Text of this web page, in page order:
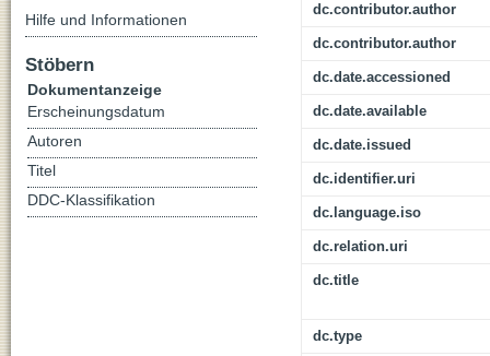
dc.contributor.author
dc.contributor.author
dc.date.accessioned
dc.date.available
dc.date.issued
dc.identifier.uri
dc.language.iso
dc.relation.uri
dc.title
dc.type
Hilfe und Informationen
Stöbern
Dokumentanzeige
Erscheinungsdatum
Autoren
Titel
DDC-Klassifikation